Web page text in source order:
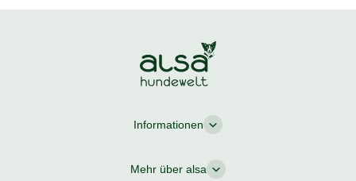
Informationen
Mehr über alsa